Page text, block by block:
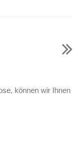
können wir Ihnen